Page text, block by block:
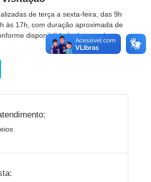
de terça a sexta-feira, das 9h
às 17h, com duração aproximada de
disponibilidade de agenda.